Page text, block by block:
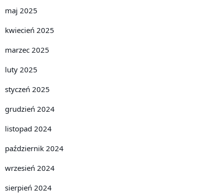
maj 2025
kwiecień 2025
marzec 2025
luty 2025
styczeń 2025
grudzień 2024
listopad 2024
październik 2024
wrzesień 2024
sierpień 2024